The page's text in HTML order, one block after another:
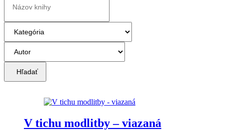
Hľadať
V tichu modlitby – viazaná